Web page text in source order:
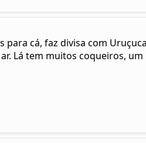
cá, faz divisa com
Lá tem muitos coqueiros,